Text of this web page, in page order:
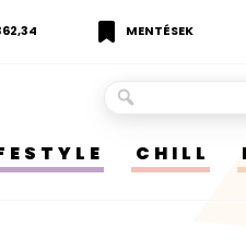
MENTÉSEK
CHILL